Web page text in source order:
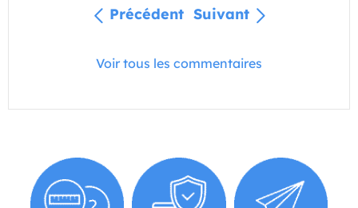
Précédent Suivant
Voir tous les commentaires